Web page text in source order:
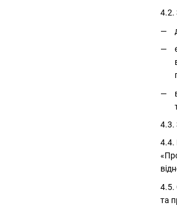
4.2.
4.3.
4.4.
4.5.
та